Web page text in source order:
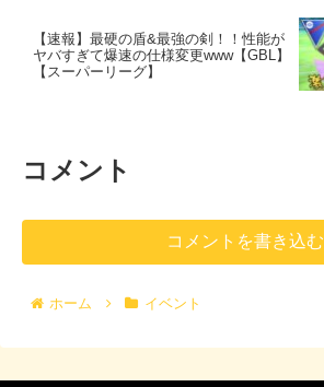
【速報】最硬の盾&最強の剣！！性能が
ヤバすぎて爆速の仕様変更www【GBL】
【スーパーリーグ】
コメント
コメントを書き込む
ホーム イベント